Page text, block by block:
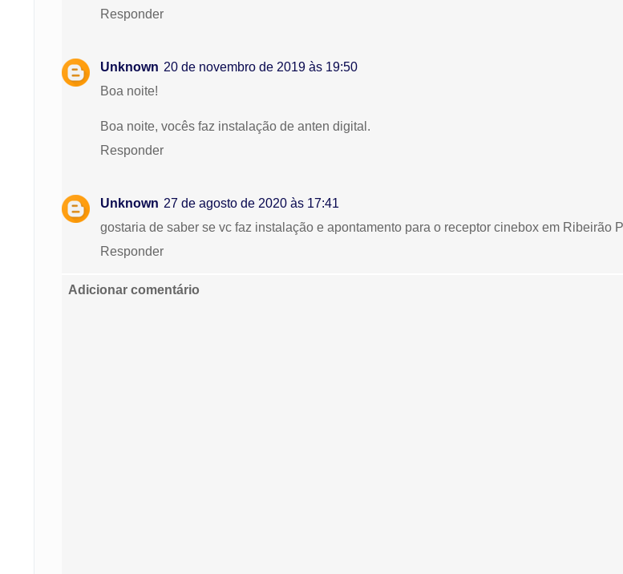
Responder
Unknown 20 de novembro de 2019 às 19:50
Boa noite!
Boa noite, vocês faz instalação de anten digital.
Responder
Unknown 27 de agosto de 2020 às 17:41
gostaria de saber se vc faz instalação e apontamento para o receptor cinebox em Ribeirão
Responder
Adicionar comentário